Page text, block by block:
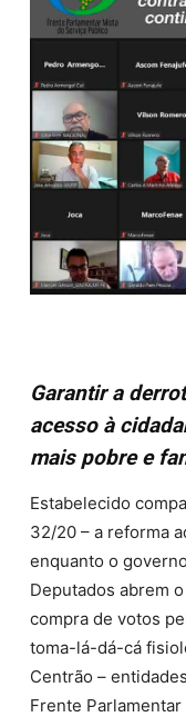
Garantir a
acesso à
mais pobre e
Estabelecido
32/20 – a reforma
enquanto o
Deputados abrem
compra de votos
toma-lá-dá-cá
Centrão –
Frente